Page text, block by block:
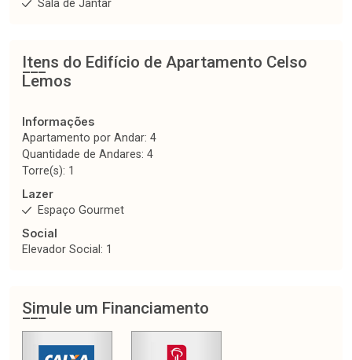
Sala de Jantar
Itens do Edifício de Apartamento Celso
Lemos
Informações
Apartamento por Andar: 4
Quantidade de Andares: 4
Torre(s): 1
Lazer
Espaço Gourmet
Social
Elevador Social: 1
Simule um Financiamento